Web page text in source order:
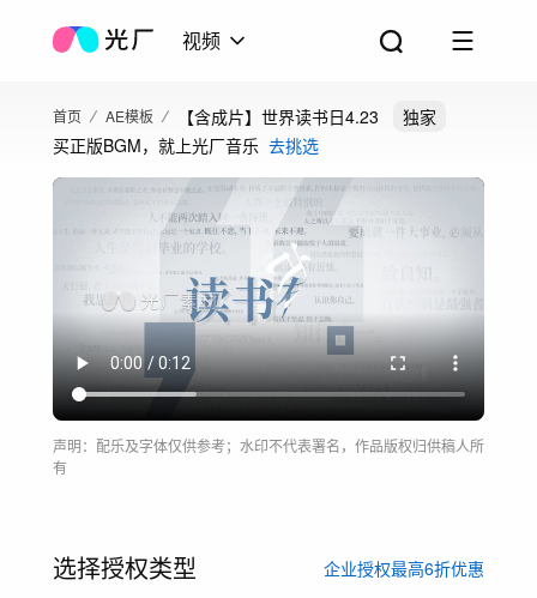
视频
首页 AE模板 【含成片】世界读书日4.23
独家
买正版BGM，就上光厂音乐 去挑选
声明：配乐及字体仅供参考；水印不代表署名，作品版权归供稿人所
有
选择授权类型 企业授权最高6折优惠